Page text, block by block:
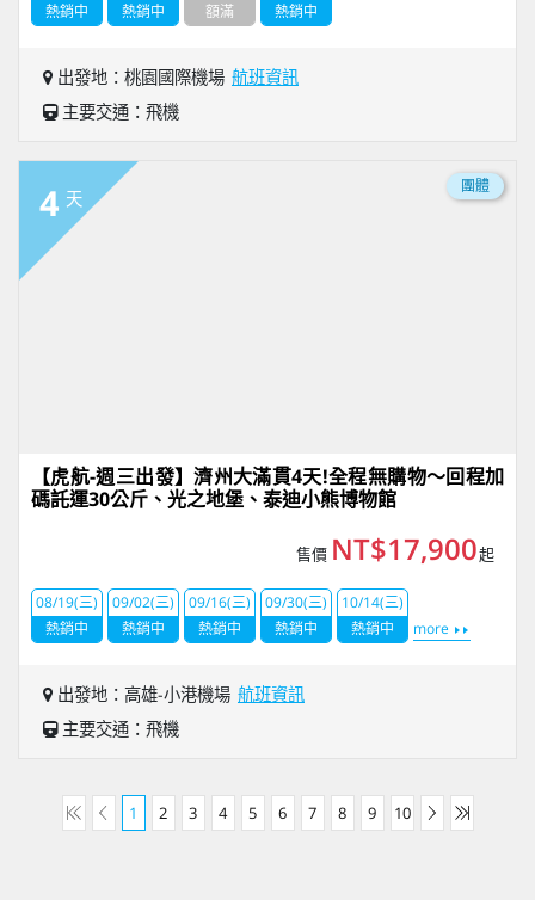
熱銷中
熱銷中
額滿
熱銷中
出發地：桃園國際機場 航班資訊
主要交通：飛機
4 天
團體
【虎航-週三出發】濟州大滿貫4天!全程無購物～回程加
碼託運30公斤、光之地堡、泰迪小熊博物館
售價 NT$17,900起
08/19(三)
熱銷中
09/02(三)
熱銷中
09/16(三)
熱銷中
09/30(三)
熱銷中
10/14(三)
熱銷中
more
出發地：高雄-小港機場 航班資訊
主要交通：飛機
1 2 3 4 5 6 7 8 9 10